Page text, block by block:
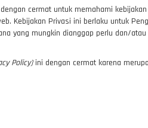
cermat untuk memahami
Kebijakan Privasi ini berlaku untuk
yang mungkin dianggap perlu dan/
Policy)ini dengan cermat karena